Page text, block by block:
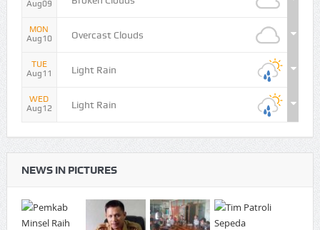
Aug09
MON
Aug10
Overcast Clouds
TUE
Aug11
Light Rain
WED
Aug12
Light Rain
NEWS IN PICTURES